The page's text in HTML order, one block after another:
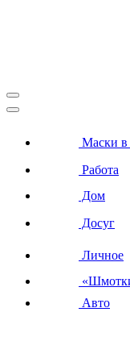
Маски
Работа
Дом
Досуг
Личное
Авто